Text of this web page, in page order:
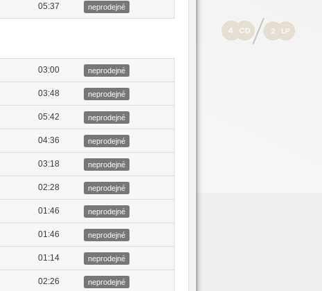
05:37 neprodejné
03:00 neprodejné
03:48 neprodejné
05:42 neprodejné
04:36 neprodejné
03:18 neprodejné
02:28 neprodejné
01:46 neprodejné
01:46 neprodejné
01:14 neprodejné
02:26 neprodejné